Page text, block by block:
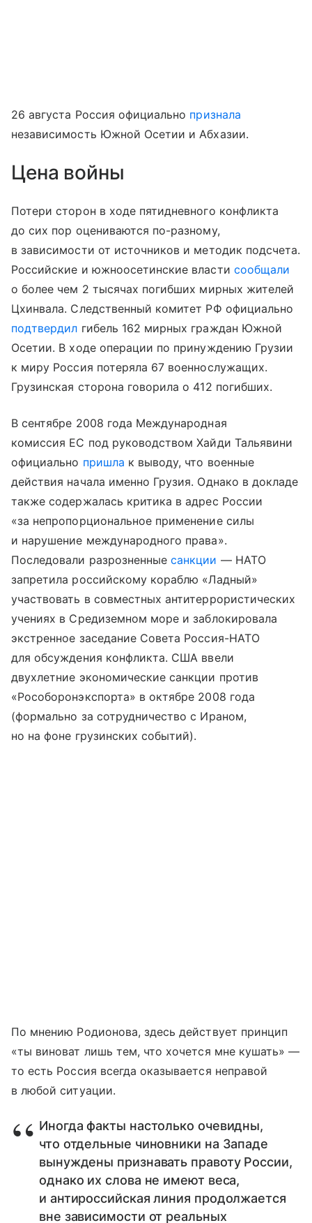
26 августа Россия официально признала
независимость Южной Осетии и Абхазии.
Цена войны
Потери сторон в ходе пятидневного конфликта
до сих пор оцениваются по-разному,
в зависимости от источников и методик подсчета.
Российские и южноосетинские власти сообщали
о более чем 2 тысячах погибших мирных жителей
Цхинвала. Следственный комитет РФ официально
подтвердил гибель 162 мирных граждан Южной
Осетии. В ходе операции по принуждению Грузии
к миру Россия потеряла 67 военнослужащих.
Грузинская сторона говорила о 412 погибших.
В сентябре 2008 года Международная
комиссия ЕС под руководством Хайди Тальявини
официально пришла к выводу, что военные
действия начала именно Грузия. Однако в докладе
также содержалась критика в адрес России
«за непропорциональное применение силы
и нарушение международного права».
Последовали разрозненныесанкции — НАТО
запретила российскому кораблю «Ладный»
участвовать в совместных антитеррористических
учениях в Средиземном море и заблокировала
экстренное заседание Совета Россия-НАТО
для обсуждения конфликта. США ввели
двухлетние экономические санкции против
«Рособоронэкспорта» в октябре 2008 года
(формально за сотрудничество с Ираном,
но на фоне грузинских событий).
По мнению Родионова, здесь действует принцип
«ты виноват лишь тем, что хочется мне кушать» —
то есть Россия всегда оказывается неправой
в любой ситуации.
Иногда факты настолько очевидны,
что отдельные чиновники на Западе
вынуждены признавать правоту России,
однако их слова не имеют веса,
и антироссийская линия продолжается
вне зависимости от реальных